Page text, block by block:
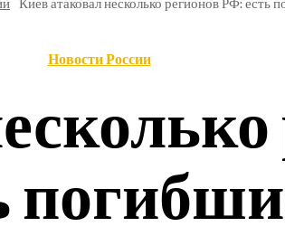
Киев атаковал несколько регионов РФ: есть
Новости России